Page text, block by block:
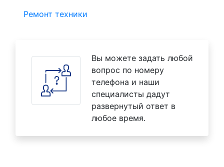
Ремонт техники
Вы можете задать любой
вопрос по номеру
телефона и наши
специалисты дадут
развернутый ответ в
любое время.